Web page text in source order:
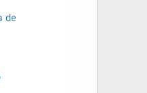
de